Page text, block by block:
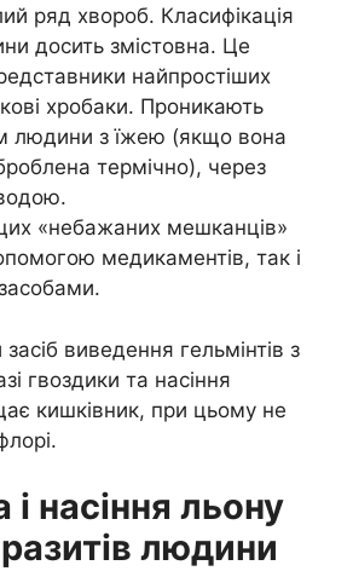
ряд хвороб. Класифікація
досить змістовна. Це
найпростіших
хробаки. Проникають
людини з їжею (якщо вона
термічно), через
«небажаних мешканців»
медикаментів, так і
виведення гельмінтів з
гвоздики та насіння
кишківник, при цьому не
і насіння льону
людини